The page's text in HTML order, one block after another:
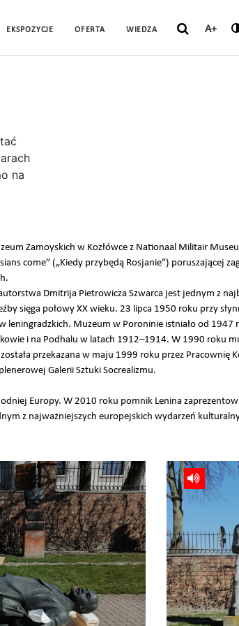
EKSPOZYCJE OFERTA WIEDZA A+
Zamoyskich w Kozłówce z Nationaal Militair
come” („Kiedy przybędą Rosjanie”) poruszającej
Dmitrija Pietrowicza Szwarca jest jednym z
sięga połowy XX wieku. 23 lipca 1950 roku przy
leningradzkich. Muzeum w Poroninie istniało od 1947
i na Podhalu w latach 1912–1914. W 1990 roku
przekazana w maju 1999 roku przez Pracownię
Galerii Sztuki Socrealizmu.
Europy. W 2010 roku pomnik Lenina
z najważniejszych europejskich wydarzeń